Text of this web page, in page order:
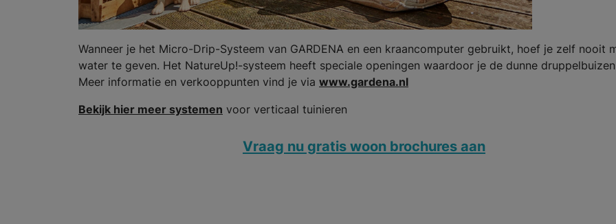
Wanneer je het Micro-Drip-Systeem van GARDENA en een kraancomputer gebruikt, hoef je zelf nooit
water te geven. Het NatureUp!-systeem heeft speciale openingen waardoor je de dunne
Meer informatie en verkooppunten vind je via www.gardena.nl
Bekijk hier meer systemen voor verticaal tuinieren
Vraag nu gratis woon brochures aan